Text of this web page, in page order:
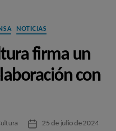
Categorías
NOTICIAS
firma un
con
Fecha25 de julio de 2024